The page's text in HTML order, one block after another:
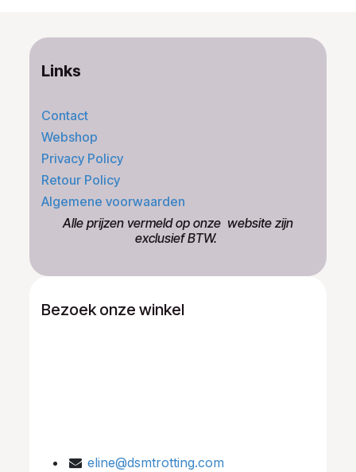
Links
Contact
Webshop
Privacy Policy
Retour Policy
Algemene voorwaarden
​Alle prijzen vermeld op onze ​website zijn
exclusief BTW.
Bezoek onze winkel
eline@dsmtrotting.com